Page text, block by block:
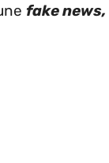
fake news,